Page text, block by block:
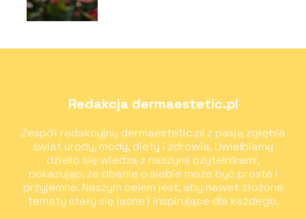
Redakcja dermaestetic.pl
Zespół redakcyjny dermaestetic.pl z pasją zgłębia
świat urody, mody, diety i zdrowia. Uwielbiamy
dzielić się wiedzą z naszymi czytelnikami,
pokazując, że dbanie o siebie może być proste i
przyjemne. Naszym celem jest, aby nawet złożone
tematy stały się jasne i inspirujące dla każdego.